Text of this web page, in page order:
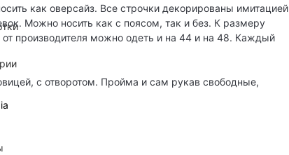
как оверсайз. Все строчки декорированы имитацией
Можно носить как с поясом, так и без. К размеру
производителя можно одеть и на 44 и на 48. Каждый
с отворотом. Пройма и сам рукав свободные,